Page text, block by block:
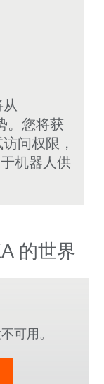
。您将获
问权限，
机器人供
的世界
可用。